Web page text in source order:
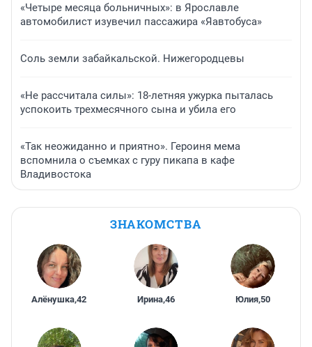
«Четыре месяца больничных»: в Ярославле
автомобилист изувечил пассажира «Яавтобуса»
Соль земли забайкальской. Нижегородцевы
«Не рассчитала силы»: 18-летняя ужурка пыталась
успокоить трехмесячного сына и убила его
«Так неожиданно и приятно». Героиня мема
вспомнила о съемках с гуру пикапа в кафе
Владивостока
ЗНАКОМСТВА
Алёнушка,42 Ирина,46 Юлия,50